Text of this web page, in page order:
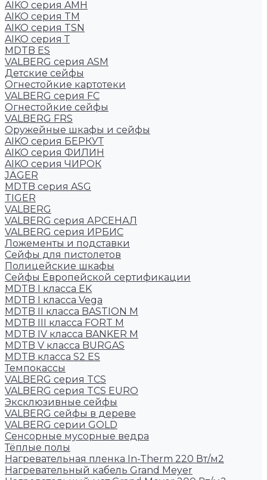
AIKO серия AMH
AIKO серия TM
AIKO серия TSN
AIKO серия Т
MDTB ES
VALBERG серия ASM
Детские сейфы
Огнестойкие картотеки
VALBERG серия FC
Огнестойкие сейфы
VALBERG FRS
Оружейные шкафы и сейфы
AIKO серия БЕРКУТ
AIKO серия ФИЛИН
AIKO серия ЧИРОК
JÄGER
MDTB серия ASG
TIGER
VALBERG
VALBERG серия АРСЕНАЛ
VALBERG серия ИРБИС
Ложементы и подставки
Сейфы для пистолетов
Полицейские шкафы
Сейфы Европейской сертификации
MDTB I класса EK
MDTB I класса Vega
MDTB II класса BASTION M
MDTB III класса FORT M
MDTB IV класса BANKER M
MDTB V класса BURGAS
MDTB класса S2 ES
Темпокассы
VALBERG серия TCS
VALBERG серия TCS EURO
Эксклюзивные сейфы
VALBERG сейфы в дереве
VALBERG серии GOLD
Сенсорные мусорные ведра
Тёплые полы
Нагревательная пленка In-Therm 220 Вт/м2
Нагревательный кабель Grand Meyer